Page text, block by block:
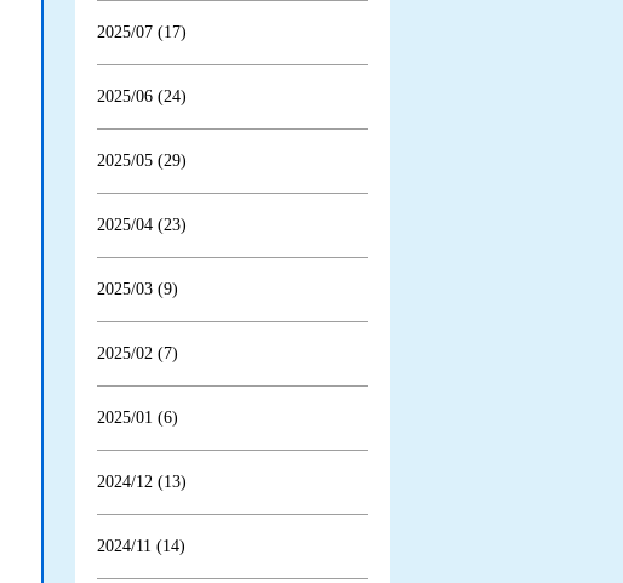
2025/07 (17)
2025/06 (24)
2025/05 (29)
2025/04 (23)
2025/03 (9)
2025/02 (7)
2025/01 (6)
2024/12 (13)
2024/11 (14)